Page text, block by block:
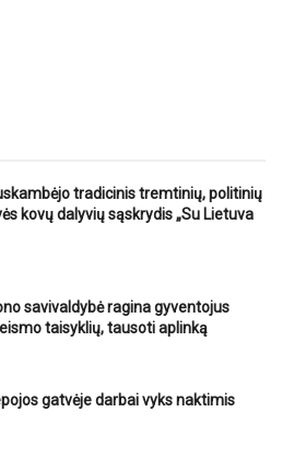
tradicinis tremtinių, politinių
kovų dalyvių sąskrydis „Su Lietuva
savivaldybė ragina gyventojus
taisyklių, tausoti aplinką
gatvėje darbai vyks naktimis